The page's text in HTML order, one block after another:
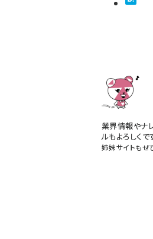
業界情報やナ
ルもよろしくで
姉妹サイトもぜ